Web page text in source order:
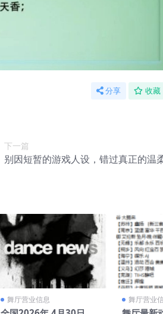
分享 收藏
下一篇
别因短暂的游戏人设，错过真正的温
舞厅营业信息 舞厅营业